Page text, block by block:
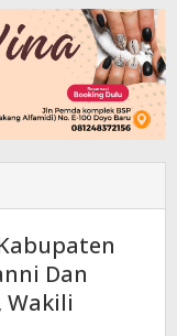
Dan
Wakili